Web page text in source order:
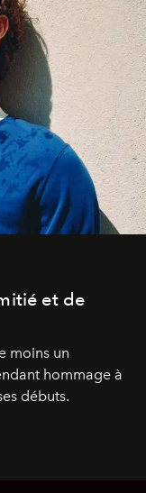
et de
moins un
hommage à
débuts.